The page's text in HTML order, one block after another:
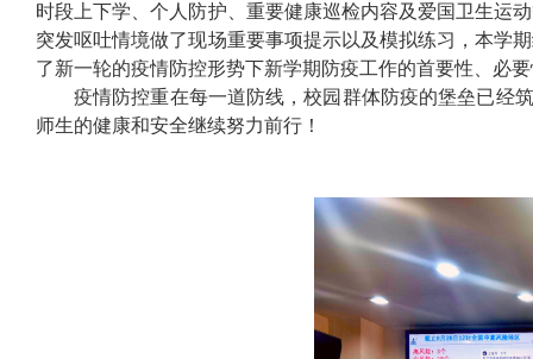
时段上下学、个人防护、重要健康巡检内容及爱国卫生运
突发呕吐情境做了现场重要事项提示以及模拟练习，本学
了新一轮的疫情防控形势下新学期防疫工作的首要性、必
疫情防控重在每一道防线，校园群体防疫的堡垒已经
师生的健康和安全继续努力前行！